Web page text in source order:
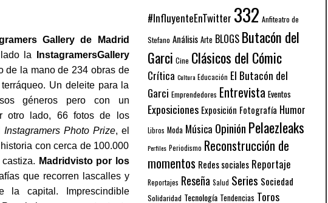
Gallery de Madrid
la
InstagramersGallery
de la mano de 234 obras de
Un deleite para la
géneros pero con un
otro lado, 66 fotos de los
Instagramers Photo Prize, el
con cerca de 100.000
Madridvisto por los
que recorren lascalles y
la capital. Imprescindible
#InfluyenteEnTwitter 332 Anfiteatro de
Stefano Análisis Arte BLOGS Butacón del
Garci Cine Clásicos del Cómic
Crítica Cultura Educación El Butacón del
Garci Emprendedores Entrevista Eventos
Exposiciones Exposición Fotografía Humor
Libros Moda Música Opinión Pelaezleaks
Perfiles Periodismo Reconstrucción de
momentos Redes sociales Reportaje
Reportajes Reseña Salud Series Sociedad
Solidaridad Tecnología Tendencias Toros